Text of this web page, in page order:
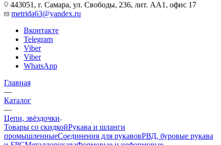
443051, г. Самара, ул. Свободы, 236, лит. АА1, офис 17
metrida63@yandex.ru
Вконтакте
Telegram
Viber
Viber
WhatsApp
Главная
—
Каталог
—
Цепи, звёздочки
Товары со скидкойРукава и шланги
промышленныеСоединения для рукавовРВД, буровые рукава